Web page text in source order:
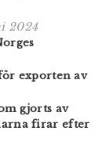
2024
exporten av
gjorts av
firar efter